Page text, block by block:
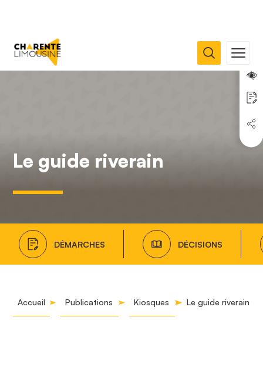
Le guide riverain
DÉMARCHES DÉCISIONS
Accueil Publications Kiosques Le guide riverain